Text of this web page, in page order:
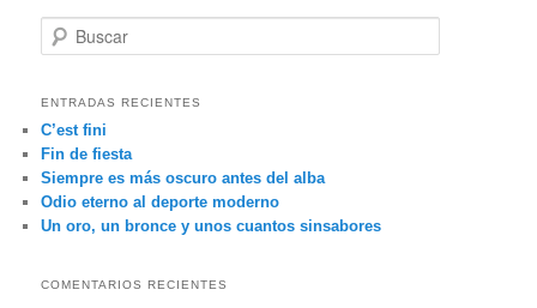
u
c
a
r
ENTRADAS RECIENTES
C’est fini
Fin de fiesta
Siempre es más oscuro antes del alba
Odio eterno al deporte moderno
Un oro, un bronce y unos cuantos sinsabores
COMENTARIOS RECIENTES